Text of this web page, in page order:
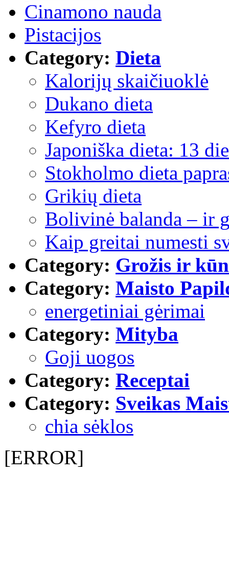
Cinamono nauda
Pistacijos
Category: Dieta
Kalorijų skaičiuoklė
Dukano dieta
Kefyro dieta
Japoniška dieta: 13
Stokholmo dieta
Grikių dieta
Bolivinė balanda – ir
Kaip greitai numesti
Category: Grožis ir
Category: Maisto
energetiniai gėrimai
Category: Mityba
Goji uogos
Category: Receptai
Category: Sveikas
chia sėklos
[ERROR]